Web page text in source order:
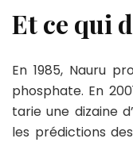
Et ce qui
En 1985, Nauru
phosphate. En
tarie une dizaine
les prédictions